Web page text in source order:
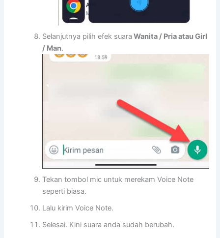
Selanjutnya pilih efek suara Wanita / Pria atau Girl
/ Man.
Tekan tombol mic untuk merekam Voice Note
seperti biasa.
Lalu kirim Voice Note.
Selesai. Kini suara anda sudah berubah.